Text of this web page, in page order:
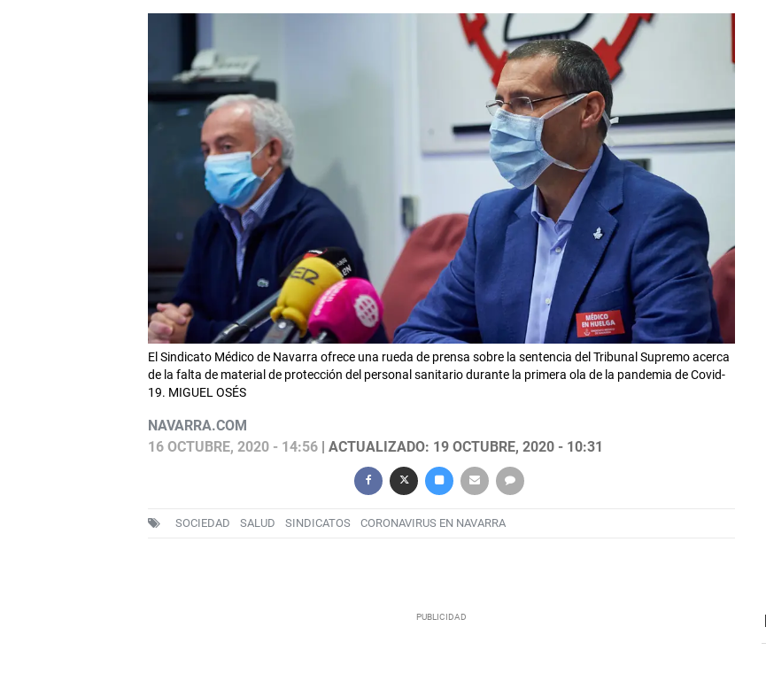
El Sindicato Médico de Navarra ofrece una rueda de prensa sobre la sentencia del Tribunal Supremo acerca
de la falta de material de protección del personal sanitario durante la primera ola de la pandemia de Covid-
19. MIGUEL OSÉS
NAVARRA.COM
16 OCTUBRE, 2020 - 14:56| ACTUALIZADO: 19 OCTUBRE, 2020 - 10:31
SOCIEDAD SALUD SINDICATOS CORONAVIRUS EN NAVARRA